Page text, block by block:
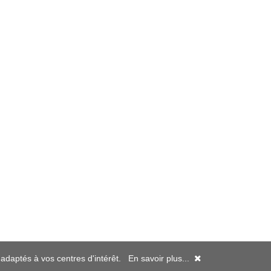
à vos centres d'intérêt. En savoir plus...